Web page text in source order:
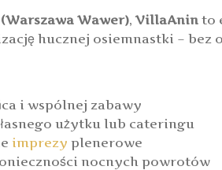
Wawer),VillaAnin to
hucznej osiemnastki –
i wspólnej zabawy
użytku lub cateringu
imprezy plenerowe
nocnych powrotów